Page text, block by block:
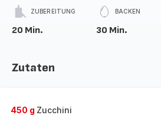
ZUBEREITUNG
20 Min.
BACKEN
30 Min.
Zutaten
450 g Zucchini